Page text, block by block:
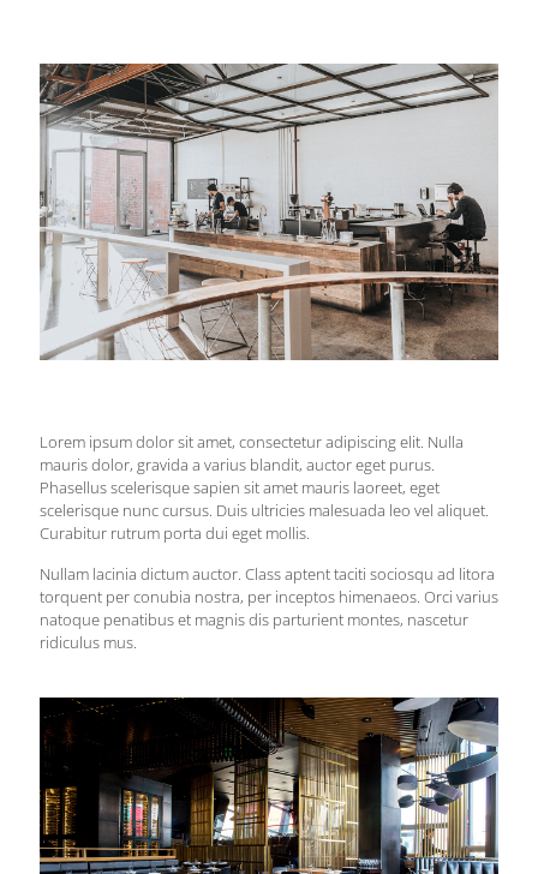
Lorem ipsum dolor sit amet, consectetur adipiscing elit. Nulla
mauris dolor, gravida a varius blandit, auctor eget purus.
Phasellus scelerisque sapien sit amet mauris laoreet, eget
scelerisque nunc cursus. Duis ultricies malesuada leo vel aliquet.
Curabitur rutrum porta dui eget mollis.
Nullam lacinia dictum auctor. Class aptent taciti sociosqu ad litora
torquent per conubia nostra, per inceptos himenaeos. Orci varius
natoque penatibus et magnis dis parturient montes, nascetur
ridiculus mus.